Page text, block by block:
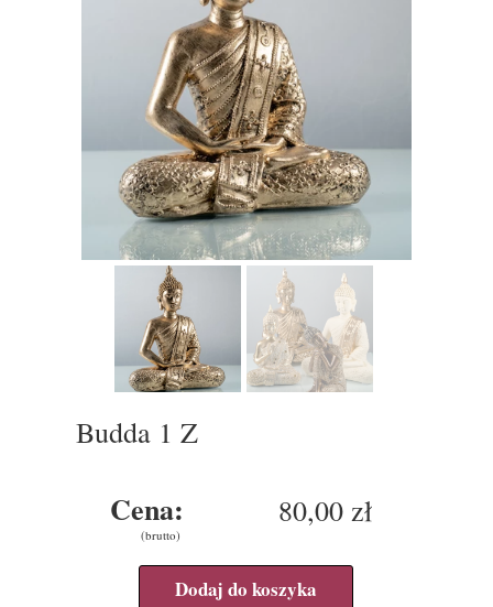
80,00 zł
Cena:
(brutto)
Dodaj do koszyka
Budda 1 Z